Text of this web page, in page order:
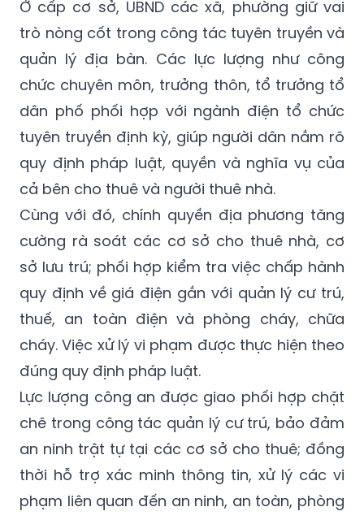
phản ánh về tình trạng thu tiền điện cao hơn
quy định và xử lý theo thẩm quyền.
Ở cấp cơ sở, UBND các xã, phường giữ vai
trò nòng cốt trong công tác tuyên truyền và
quản lý địa bàn. Các lực lượng như công
chức chuyên môn, trưởng thôn, tổ trưởng tổ
dân phố phối hợp với ngành điện tổ chức
tuyên truyền định kỳ, giúp người dân nắm rõ
quy định pháp luật, quyền và nghĩa vụ của
cả bên cho thuê và người thuê nhà.
Cùng với đó, chính quyền địa phương tăng
cường rà soát các cơ sở cho thuê nhà, cơ
sở lưu trú; phối hợp kiểm tra việc chấp hành
quy định về giá điện gắn với quản lý cư trú,
thuế, an toàn điện và phòng cháy, chữa
cháy. Việc xử lý vi phạm được thực hiện theo
đúng quy định pháp luật.
Lực lượng công an được giao phối hợp chặt
chẽ trong công tác quản lý cư trú, bảo đảm
an ninh trật tự tại các cơ sở cho thuê; đồng